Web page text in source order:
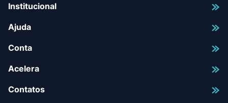
Institucional
Ajuda
Conta
Acelera
Contatos